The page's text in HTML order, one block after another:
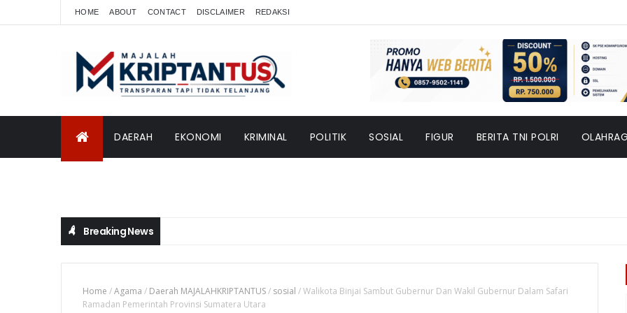
HOME ABOUT CONTACT DISCLAIMER REDAKSI
DAERAH EKONOMI KRIMINAL POLITIK SOSIAL FIGUR BERITA TNI POLRI
Breaking News
Home /Agama / Daerah MAJALAHKRIPTANTUS/ sosial /Walikota Binjai Sambut Gubernur Dan Wakil Gubernur Dalam Safari
Ramadan Pemerintah Provinsi Sumatera Utara